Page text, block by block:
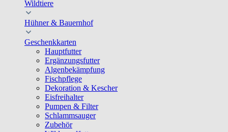
Wildtiere
Hühner & Bauernhof
Geschenkkarten
Hauptfutter
Ergänzungsfutter
Algenbekämpfung
Fischpflege
Dekoration & Kescher
Eisfreihalter
Pumpen & Filter
Schlammsauger
Zubehör